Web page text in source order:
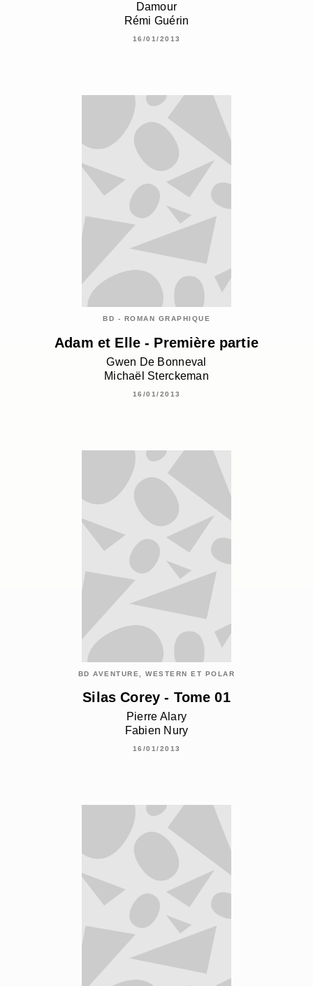
Damour
Rémi Guérin
16/01/2013
BD - ROMAN GRAPHIQUE
Adam et Elle - Première partie
Gwen De Bonneval
Michaël Sterckeman
16/01/2013
BD AVENTURE, WESTERN ET POLAR
Silas Corey - Tome 01
Pierre Alary
Fabien Nury
16/01/2013